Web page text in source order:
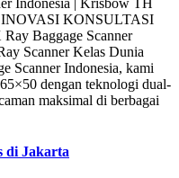
Indonesia | Krisbow TH
KONSULTASI
Baggage Scanner
Scanner Kelas Dunia
Scanner Indonesia, kami
dengan teknologi dual-
maksimal di berbagai
di Jakarta